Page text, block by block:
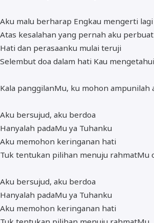
Aku malu berharap Engkau mengerti lagi
Atas kesalahan yang pernah aku perbuat
Hati dan perasaanku mulai teruji
Selembut doa dalam hati Kau
Kala panggilanMu, ku mohon ampunilah
Aku bersujud, aku berdoa
Hanyalah padaMu ya Tuhanku
Aku memohon keringanan hati
Tuk tentukan pilihan menuju rahmatMu
Aku bersujud, aku berdoa
Hanyalah padaMu ya Tuhanku
Aku memohon keringanan hati